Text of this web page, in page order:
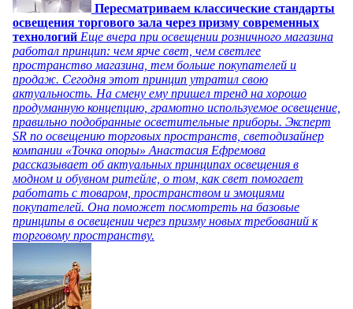
Пересматриваем классические стандарты
освещения торгового зала через призму современных
технологий Еще вчера при освещении розничного магазина
работал принцип: чем ярче свет, чем светлее
пространство магазина, тем больше покупателей и
продаж. Сегодня этот принцип утратил свою
актуальность. На смену ему пришел тренд на хорошо
продуманную концепцию, грамотно используемое освещение,
правильно подобранные осветительные приборы. Эксперт
SR по освещению торговых пространств, светодизайнер
компании «Точка опоры» Анастасия Ефремова
рассказывает об актуальных принципах освещения в
модном и обувном ритейле, о том, как свет помогает
работать с товаром, пространством и эмоциями
покупателей. Она поможет посмотреть на базовые
принципы в освещении через призму новых требований к
торговому пространству.